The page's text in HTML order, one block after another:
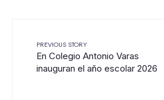
PREVIOUS STORY
En Colegio Antonio Varas
inauguran el año escolar 2026